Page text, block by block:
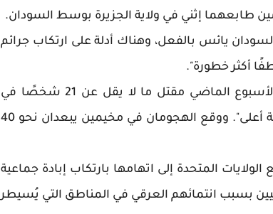
طابعهما إثني في ولاية الجزيرة بوسط السودان.
يائس بالفعل، وهناك أدلة على ارتكاب جرائم
أكثر خطورة".
ووفق تورك "وثّق مكتب الأمم المتحدة لحقوق الإنسان الأسبوع الماضي مقتل ما لا يقل عن 21 شخصًا في
هجومين بولاية الجزيرة، مع احتمال أن تكون الأرقام الفعلية أعلى". ووقع الهجومان في مخيمين يبعدان نحو 40
المتحدة إلى اتهامها بارتكاب إبادة جماعية
بسبب انتمائهم العرقي في المناطق التي يُسيطر